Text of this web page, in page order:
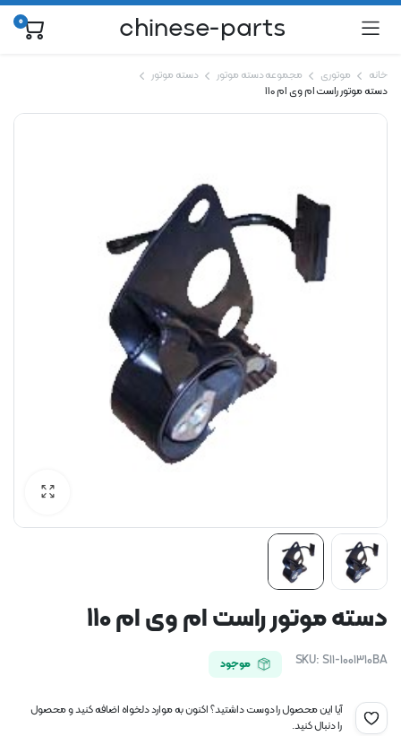
chinese-parts
0
خانه موتوری مجموعه دسته موتور
دسته موتور
دسته موتور راست ام وی ام 110
دسته موتور راست ام وی ام 110
SKU: S11-1001310BA موجود
آیا این محصول را دوست داشتید؟ اکنون به موارد دلخواه اضافه کنید و محصول
را دنبال کنید.